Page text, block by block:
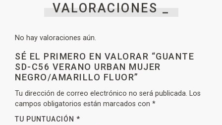
VALORACIONES _
No hay valoraciones aún.
SÉ EL PRIMERO EN VALORAR “GUANTE
SD-C56 VERANO URBAN MUJER
NEGRO/AMARILLO FLUOR”
Tu dirección de correo electrónico no será publicada. Los
campos obligatorios están marcados con *
TU PUNTUACIÓN *